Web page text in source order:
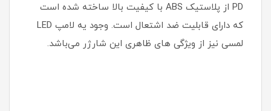
PD از پلاستیک ABS با کیفیت بالا ساخته شده است
که دارای قابلیت ضد اشتعال است. وجود یه لامپ LED
لمسی نیز از ویژگی های ظاهری این شارژر می‌باشد.